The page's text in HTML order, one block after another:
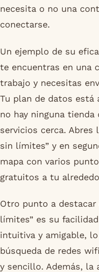
necesita o no una
conectarse.
Un ejemplo de su
te encuentras en una
trabajo y necesitas
Tu plan de datos está
no hay ninguna tienda
servicios cerca. Abres
sin límites” y en
mapa con varios
gratuitos a tu
Otro punto a destacar
límites” es su
intuitiva y amigable,
búsqueda de redes
y sencillo. Además, la